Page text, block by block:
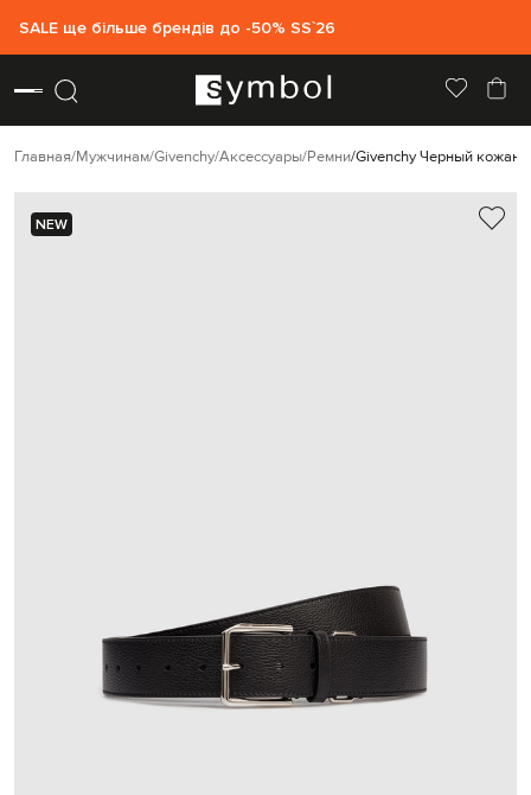
SALE ще більше брендів до -50% SS`26
Главная Мужчинам Givenchy Аксессуары Ремни Givenchy Черный
NEW